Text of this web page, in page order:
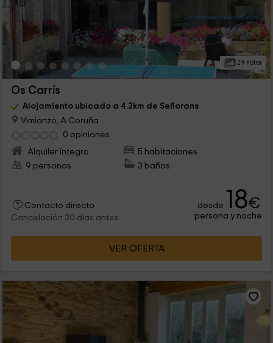
29 Fotos
Os Carrís
Alojamiento ubicado a 4.2km de Señorans
Vimianzo, A Coruña
0 opiniones
Alquiler íntegro
5 habitaciones
9 personas
3 baños
Contacto directo
Cancelación 30 días antes
desde 18€
persona y noche
VER OFERTA